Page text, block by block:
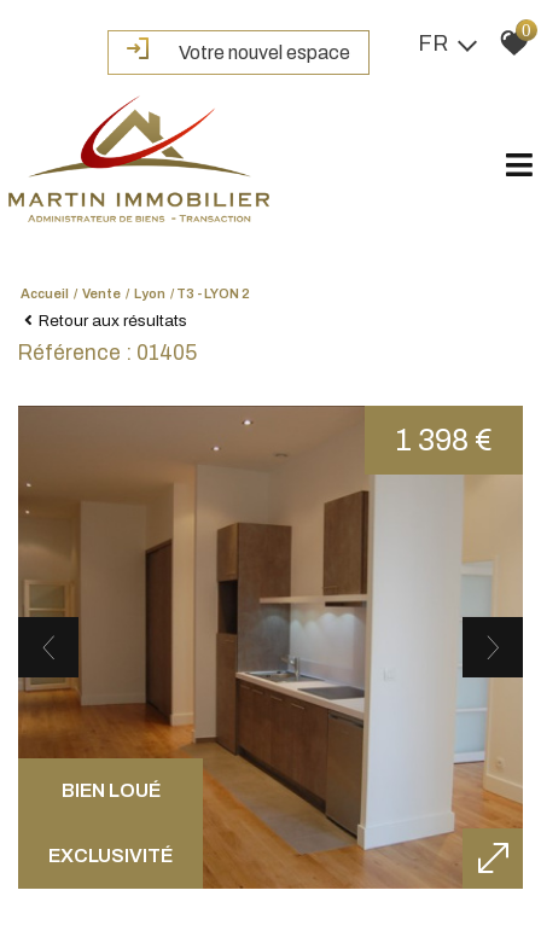
Votre nouvel espace FR
0
Accueil Vente Lyon T3 - LYON 2
Retour aux résultats
Référence : 01405
BIEN LOUÉ
EXCLUSIVITÉ
1 398 €